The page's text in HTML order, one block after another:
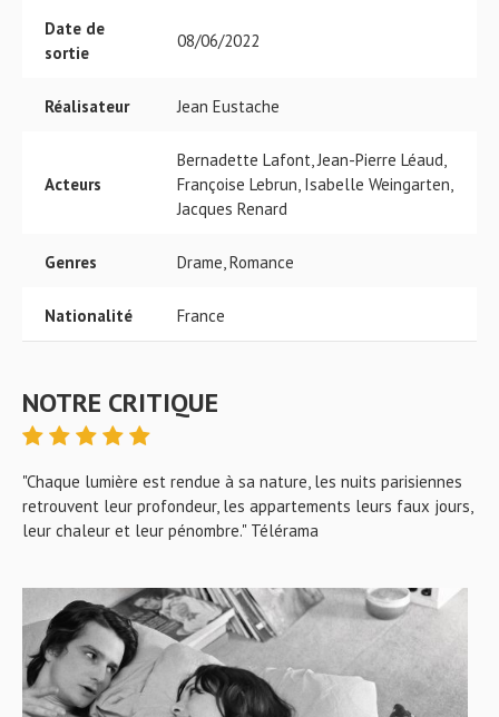
Date de
sortie
08/06/2022
Réalisateur Jean Eustache
Acteurs
Bernadette Lafont, Jean-Pierre Léaud,
Françoise Lebrun, Isabelle Weingarten,
Jacques Renard
Genres Drame, Romance
Nationalité France
NOTRE CRITIQUE
"Chaque lumière est rendue à sa nature, les nuits parisiennes
retrouvent leur profondeur, les appartements leurs faux jours,
leur chaleur et leur pénombre." Télérama